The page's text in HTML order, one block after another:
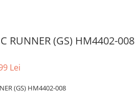
RUNNER (GS) HM4402-008
Lei
(GS) HM4402-008